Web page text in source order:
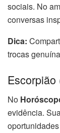
sociais. No
conversas
Dica:
trocas
No
evidência.